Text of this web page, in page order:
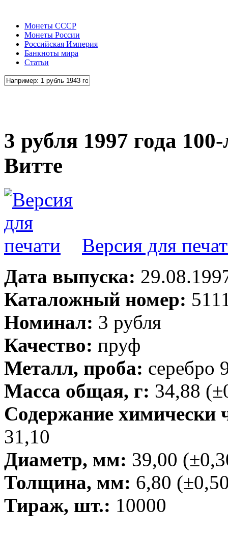
Монеты СССР
Монеты России
Российская Империя
Банкноты мира
Статьи
3 рубля 1997 года
Витте
Версия для
Дата выпуска:
Каталожный номер:
Номинал: 3 рубля
Качество: пруф
Металл, проба: серебро
Масса общая, г: 34,88
Содержание химически
31,10
Диаметр, мм: 39,00
Толщина, мм: 6,80
Тираж, шт.: 10000